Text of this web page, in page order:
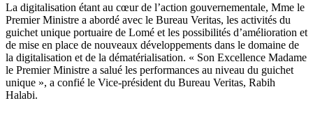
La digitalisation étant au cœur de l’action gouvernementale, Mme le
Premier Ministre a abordé avec le Bureau Veritas, les activités du
guichet unique portuaire de Lomé et les possibilités d’amélioration et
de mise en place de nouveaux développements dans le domaine de
la digitalisation et de la dématérialisation. « Son Excellence Madame
le Premier Ministre a salué les performances au niveau du guichet
unique », a confié le Vice-président du Bureau Veritas, Rabih
Halabi.